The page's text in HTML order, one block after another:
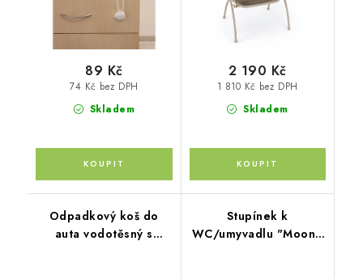
Skladem
74 Kč bez DPH
89 Kč
Skladem
1 810 Kč bez DPH
2 190 Kč
Odpadkový koš do
auta vodotěsný s
Stupínek k
WC/umyvadlu "Moon",